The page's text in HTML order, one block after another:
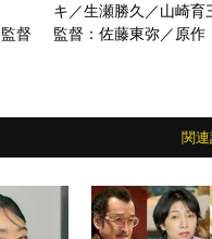
キ／生瀬勝久／山崎
監督
監督：佐藤東弥／原作
関